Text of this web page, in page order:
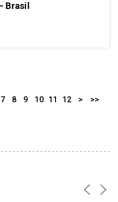
Brasil
7 8 9 10 11 12 > >>